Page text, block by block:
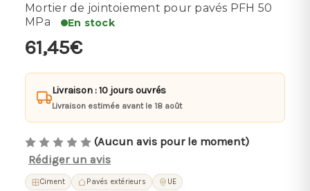
Mortier de jointoiement pour pavés PFH 50
MPa
En stock
61,45€
Livraison : 10 jours ouvrés
Livraison estimée avant le 18 août
(Aucun avis pour le moment)
Rédiger un avis
Ciment Pavés extérieurs UE